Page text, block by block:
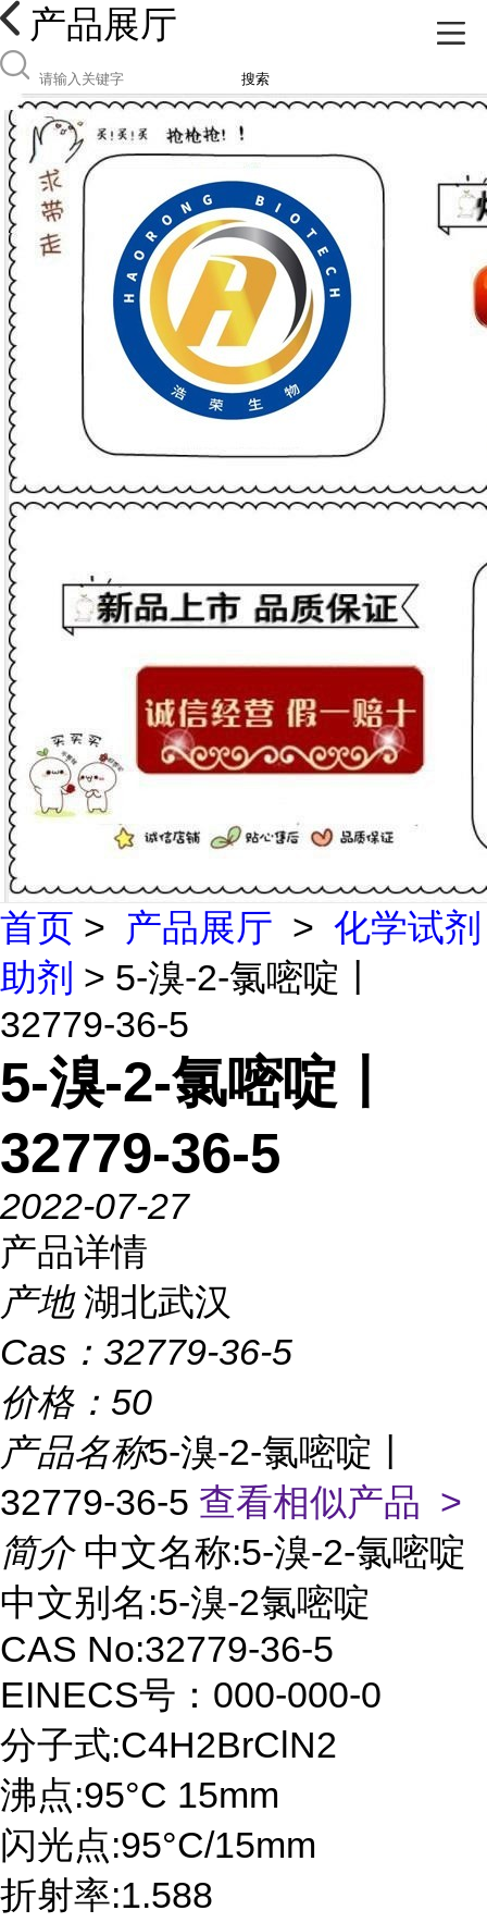
产品展厅
搜索
首页 > 产品展厅 > 化学试剂
助剂 > 5-溴-2-氯嘧啶丨
32779-36-5
5-溴-2-氯嘧啶丨
32779-36-5
2022-07-27
产品详情
产地 湖北武汉
Cas： 32779-36-5
价格： 50
产品名称5-溴-2-氯嘧啶丨
32779-36-5 查看相似产品 >
简介 中文名称:5-溴-2-氯嘧啶
中文别名:5-溴-2氯嘧啶
CAS No:32779-36-5
EINECS号：000-000-0
分子式:C4H2BrClN2
沸点:95°C 15mm
闪光点:95°C/15mm
折射率:1.588